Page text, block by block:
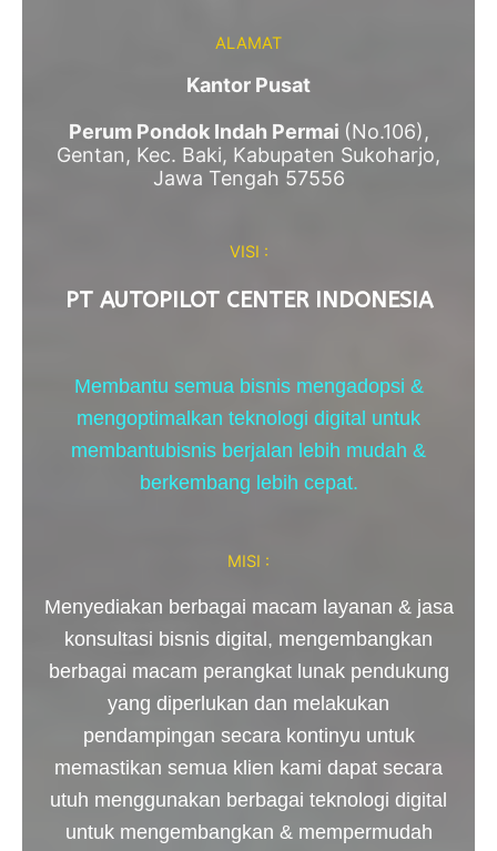
ALAMAT
Kantor Pusat
Perum Pondok Indah Permai (No.106),
Gentan, Kec. Baki, Kabupaten Sukoharjo,
Jawa Tengah 57556
VISI :
PT AUTOPILOT CENTER INDONESIA
Membantu semua bisnis mengadopsi &
mengoptimalkan teknologi digital untuk
membantubisnis berjalan lebih mudah &
berkembang lebih cepat.
MISI :
Menyediakan berbagai macam layanan & jasa
konsultasi bisnis digital, mengembangkan
berbagai macam perangkat lunak pendukung
yang diperlukan dan melakukan
pendampingan secara kontinyu untuk
memastikan semua klien kami dapat secara
utuh menggunakan berbagai teknologi digital
untuk mengembangkan & mempermudah